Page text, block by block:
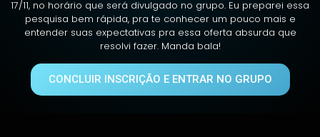
17/11, no horário que será divulgado no grupo. Eu preparei essa
pesquisa bem rápida, pra te conhecer um pouco mais e
entender suas expectativas pra essa oferta absurda que
resolvi fazer. Manda bala!
CONCLUIR INSCRIÇÃO E ENTRAR NO GRUPO